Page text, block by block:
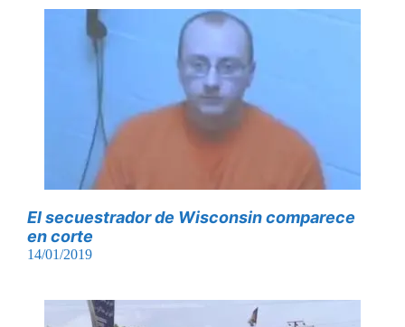
El secuestrador de Wisconsin comparece
en corte
14/01/2019